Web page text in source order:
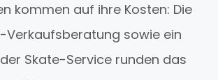
kommen auf ihre Kosten: Die
Verkaufsberatung sowie ein
Skate-Service runden das